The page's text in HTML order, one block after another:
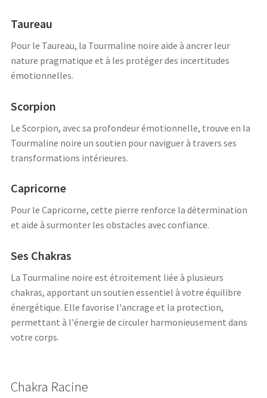
Taureau
Pour le Taureau, la Tourmaline noire aide à ancrer leur
nature pragmatique et à les protéger des incertitudes
émotionnelles.
Scorpion
Le Scorpion, avec sa profondeur émotionnelle, trouve en la
Tourmaline noire un soutien pour naviguer à travers ses
transformations intérieures.
Capricorne
Pour le Capricorne, cette pierre renforce la détermination
et aide à surmonter les obstacles avec confiance.
Ses Chakras
La Tourmaline noire est étroitement liée à plusieurs
chakras, apportant un soutien essentiel à votre équilibre
énergétique. Elle favorise l'ancrage et la protection,
permettant à l'énergie de circuler harmonieusement dans
votre corps.
Chakra Racine